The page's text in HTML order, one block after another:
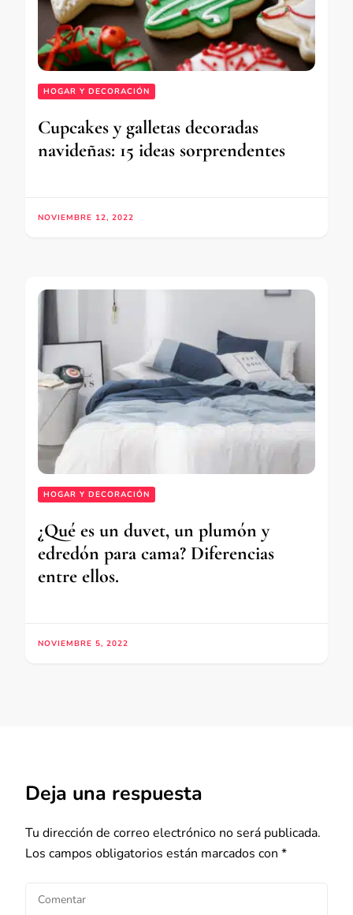
HOGAR Y DECORACIÓN
Cupcakes y galletas decoradas
navideñas: 15 ideas sorprendentes
NOVIEMBRE 12, 2022
HOGAR Y DECORACIÓN
¿Qué es un duvet, un plumón y
edredón para cama? Diferencias
entre ellos.
NOVIEMBRE 5, 2022
Deja una respuesta
Tu dirección de correo electrónico no será publicada.
Los campos obligatorios están marcados con *